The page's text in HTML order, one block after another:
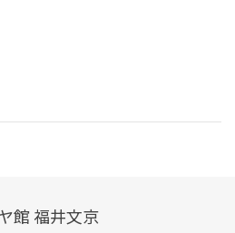
館 福井文京